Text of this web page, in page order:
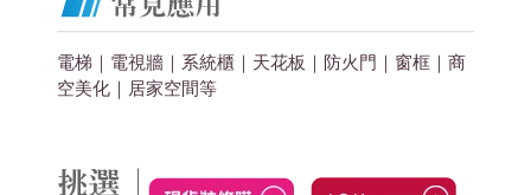
電梯｜電視牆｜系統櫃｜天花板｜防火門｜窗框｜商
空美化 ｜居家空間等